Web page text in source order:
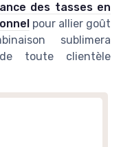
des tasses en
pour allier goût
sublimera
toute clientèle